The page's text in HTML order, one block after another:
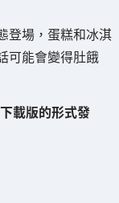
登場，蛋糕和冰淇
可能會變得肚餓
載版的形式發